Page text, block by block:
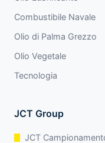
Combustibile Navale
Olio di Palma Grezzo
Olio Vegetale
Tecnologia
JCT Group
JCT